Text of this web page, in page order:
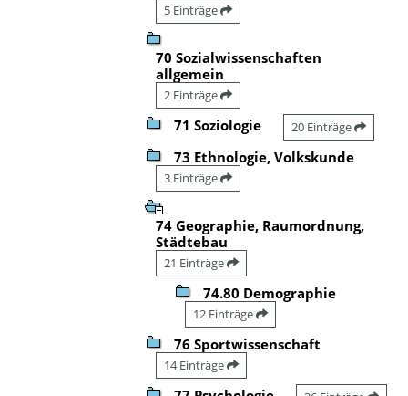
5 Einträge
70 Sozialwissenschaften
allgemein
2 Einträge
71 Soziologie 20 Einträge
73 Ethnologie, Volkskunde
3 Einträge
74 Geographie, Raumordnung,
Städtebau
21 Einträge
74.80 Demographie
12 Einträge
76 Sportwissenschaft
14 Einträge